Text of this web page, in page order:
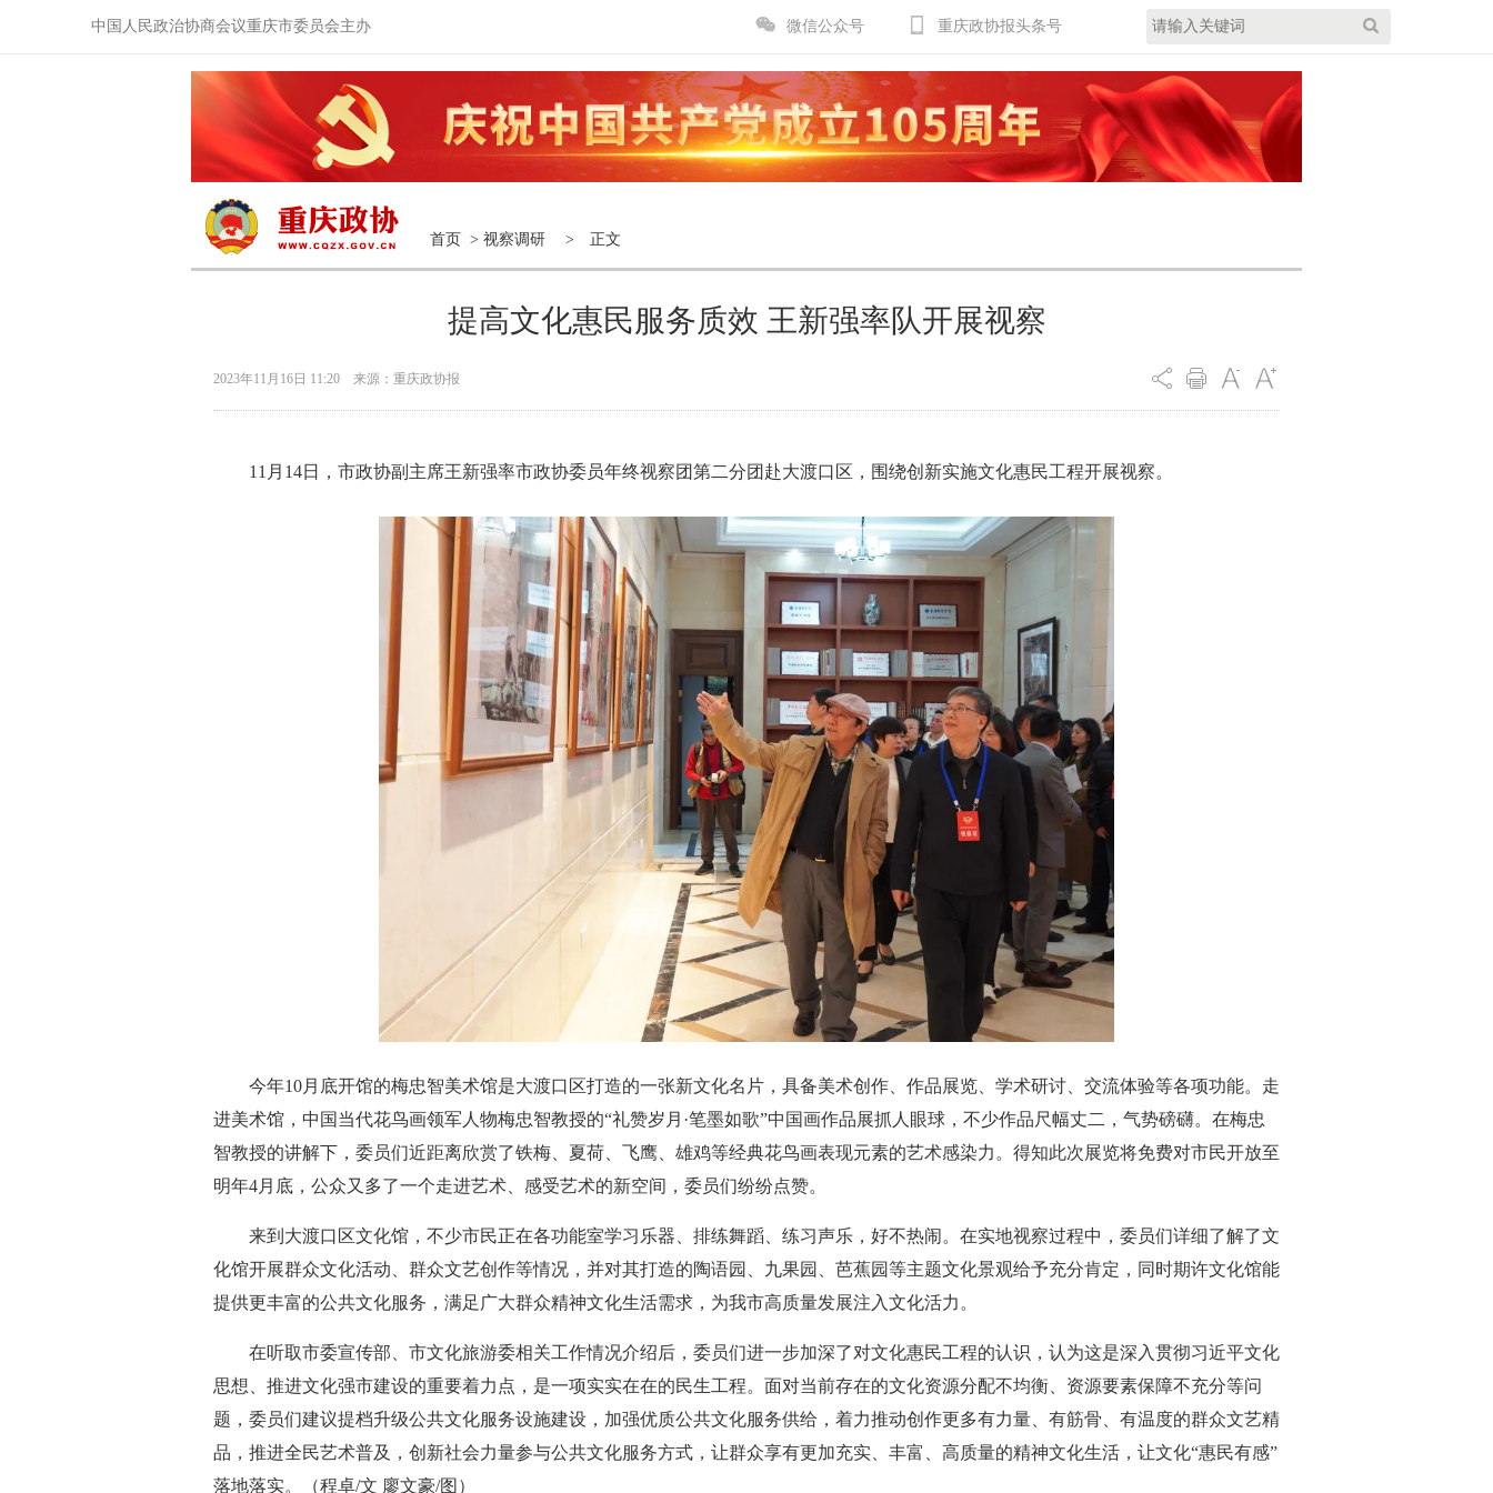
中国人民政治协商会议重庆市委员会主办 微信公众号 重庆政协报头条号
首页 > 视察调研 > 正文
提高文化惠民服务质效 王新强率队开展视察
2023年11月16日 11:20 来源：重庆政协报
11月14日，市政协副主席王新强率市政协委员年终视察团第二分团赴大渡口区，围绕创新实施文化惠民工程开展视察。
今年10月底开馆的梅忠智美术馆是大渡口区打造的一张新文化名片，具备美术创作、作品展览、学术研讨、交流体验等各项功能。走
进美术馆，中国当代花鸟画领军人物梅忠智教授的“礼赞岁月·笔墨如歌”中国画作品展抓人眼球，不少作品尺幅丈二，气势磅礴。在梅忠
智教授的讲解下，委员们近距离欣赏了铁梅、夏荷、飞鹰、雄鸡等经典花鸟画表现元素的艺术感染力。得知此次展览将免费对市民开放至
明年4月底，公众又多了一个走进艺术、感受艺术的新空间，委员们纷纷点赞。
来到大渡口区文化馆，不少市民正在各功能室学习乐器、排练舞蹈、练习声乐，好不热闹。在实地视察过程中，委员们详细了解了文
化馆开展群众文化活动、群众文艺创作等情况，并对其打造的陶语园、九果园、芭蕉园等主题文化景观给予充分肯定，同时期许文化馆能
提供更丰富的公共文化服务，满足广大群众精神文化生活需求，为我市高质量发展注入文化活力。
在听取市委宣传部、市文化旅游委相关工作情况介绍后，委员们进一步加深了对文化惠民工程的认识，认为这是深入贯彻习近平文化
思想、推进文化强市建设的重要着力点，是一项实实在在的民生工程。面对当前存在的文化资源分配不均衡、资源要素保障不充分等问
题，委员们建议提档升级公共文化服务设施建设，加强优质公共文化服务供给，着力推动创作更多有力量、有筋骨、有温度的群众文艺精
品，推进全民艺术普及，创新社会力量参与公共文化服务方式，让群众享有更加充实、丰富、高质量的精神文化生活，让文化“惠民有感”
落地落实。（程卓/文 廖文豪/图）